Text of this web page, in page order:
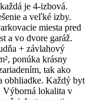
je 4-izbová.
a veľké izby.
miesta pred
a vo dvore garáž.
+ závlahový
ponúka krásny
tak ako
obhliadke. Každý byt
Výborná lokalita v